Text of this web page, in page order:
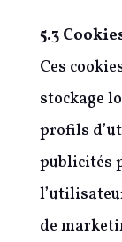
5.3
Ces
stockage
profils
publicités
de